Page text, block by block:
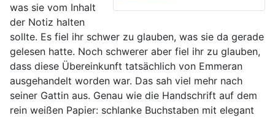
was sie vom Inhalt
der Notiz halten
sollte. Es fiel ihr schwer zu glauben, was sie da gerade
gelesen hatte. Noch schwerer aber fiel ihr zu glauben,
dass diese Übereinkunft tatsächlich von Emmeran
ausgehandelt worden war. Das sah viel mehr nach
seiner Gattin aus. Genau wie die Handschrift auf dem
rein weißen Papier: schlanke Buchstaben mit elegant